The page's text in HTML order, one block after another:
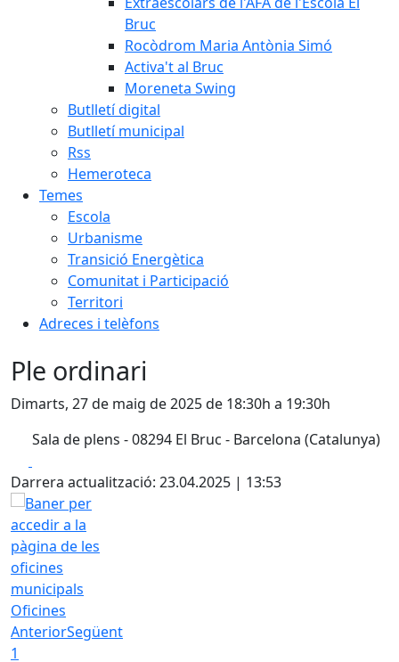
Bruc
Rocòdrom Maria Antònia Simó
Activa't al Bruc
Moreneta Swing
Butlletí digital
Butlletí municipal
Rss
Hemeroteca
Temes
Escola
Urbanisme
Transició Energètica
Comunitat i Participació
Territori
Adreces i telèfons
Ple ordinari
Dimarts, 27 de maig de 2025 de 18:30h a 19:30h
Sala de plens - 08294 El Bruc - Barcelona (Catalunya)
Darrera actualització: 23.04.2025 | 13:53
Oficines
AnteriorSegüent
1